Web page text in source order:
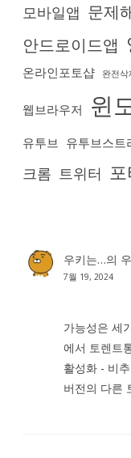
모바일앱 문제
안드로이드앱
온라인포토샵 완전삭
웹브라우저 윈
유투브 유투브스트
크롬 트위터
우키는…의
7월 19, 2024
가능성은 세
에서 토렌트
활성화 - 비
버전의 다른